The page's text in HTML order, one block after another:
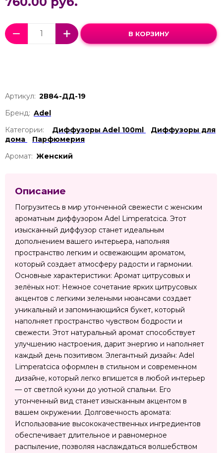
В КОРЗИНУ
Артикул: 2В84-ДД-19
Бренд: Adel
Категории:
Диффузоры Adel 100ml
Диффузоры для
дома
Парфюмерия
Аромат: Женский
Описание
Погрузитесь в мир утонченной свежести с женским
ароматным диффузором Adel Limperatcica. Этот
изысканный диффузор станет идеальным
дополнением вашего интерьера, наполняя
пространство легким и освежающим ароматом,
который создает атмосферу радости и гармонии.
Основные характеристики: Аромат цитрусовых и
зелёных нот: Нежное сочетание ярких цитрусовых
акцентов с легкими зелеными нюансами создает
уникальный и запоминающийся букет, который
наполняет пространство чувством бодрости и
свежести. Этот натуральный аромат способствует
улучшению настроения, дарит энергию и наполняет
каждый день позитивом. Элегантный дизайн: Adel
Limperatcica оформлен в стильном и современном
дизайне, который легко впишется в любой интерьер
— от светлой кухни до уютной спальни. Его
утонченный вид станет изысканным акцентом в
вашем окружении. Долговечность аромата:
Использование высококачественных ингредиентов
обеспечивает длительное и равномерное
распыление, позволяя наслаждаться волшебством